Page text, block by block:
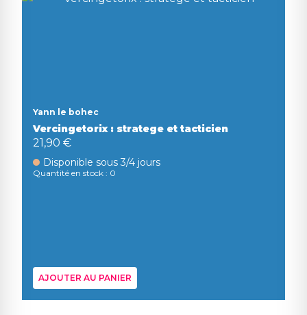
Yann le bohec
Vercingetorix : stratege et tacticien
21,90 €
Disponible sous 3/4 jours
Quantité en stock : 0
AJOUTER AU PANIER